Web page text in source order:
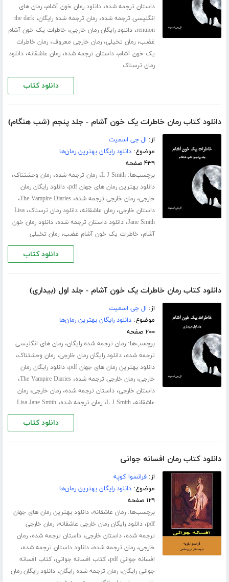
داستان ترجمه شده،دانلود رمان خون آشام،رمان های
انگلیسی ترجمه شده،رمان ترجمه شده رایگان،the dark
renuion،دانلود رایگان رمان خارجی، خاطرات یک خون آشام
غضب،رمان تخیلی،رمان خارجی معروف،رمان خاطرات
یک خون آشام،داستان ترجمه شده،رمان عاشقانه،دانلود
رمان ترسناک
دانلود کتاب
دانلود کتاب رمان خاطرات یک خون آشام - جلد پنجم (شب هنگام)
از: ال جی اسمیت
موضوع:دانلود رایگان بهترین رمان‌ها
۴۳۹ صفحه
برچسب‌ها:L J Smith،رمان ترجمه شده،رمان وحشتناک،
دانلود بهترین رمان های جهان pdf ،دانلود رایگان رمان
خارجی،رمان خارجی ترجمه شده،The Vampire Diaries،
داستان خارجی،رمان عاشقانه،دانلود رمان ترسناک،Lisa
Jane Smith،دانلود داستان ترجمه شده،دانلود رمان خون
آشام، خاطرات یک خون آشام غضب،رمان تخیلی
دانلود کتاب
دانلود کتاب رمان خاطرات یک خون آشام - جلد اول (بیداری)
از: ال جی اسمیت
موضوع:دانلود رایگان بهترین رمان‌ها
۲۰۰ صفحه
برچسب‌ها:رمان ترجمه شده رایگان،رمان های انگلیسی
ترجمه شده،دانلود رایگان رمان خارجی،رمان وحشتناک،
دانلود بهترین رمان های جهان pdf ،دانلود رایگان رمان
خارجی،رمان خارجی ترجمه شده،The Vampire Diaries،
داستان خارجی،داستان ترجمه شده،رمان خارجی،رمان
عاشقانه،L J Smith،رمان ترجمه شده،Lisa Jane Smith
دانلود کتاب
دانلود کتاب رمان افسانه جوانی
از:فرانسوا کوپه
موضوع:دانلود رایگان بهترین رمان‌ها
۱۲۹ صفحه
برچسب‌ها:رمان عاشقانه،دانلود بهترین رمان های جهان
pdf،دانلود رایگان رمان خارجی عاشقانه،رمان خارجی
ترجمه شده،داستان خارجی،داستان ترجمه شده،رمان
خارجی،رمان ترجمه شده،دانلود داستان ترجمه شده،
افسانه جوانی pdf ،کتاب افسانه جوانی،کتاب افسانه
جوانی رایگان،رمان ترجمه شده رایگان،دانلود رایگان رمان